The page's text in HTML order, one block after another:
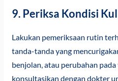
9. Periksa Kondisi
Lakukan pemeriksaan rutin
tanda-tanda yang
benjolan, atau perubahan
konsultasikan dengan dokter